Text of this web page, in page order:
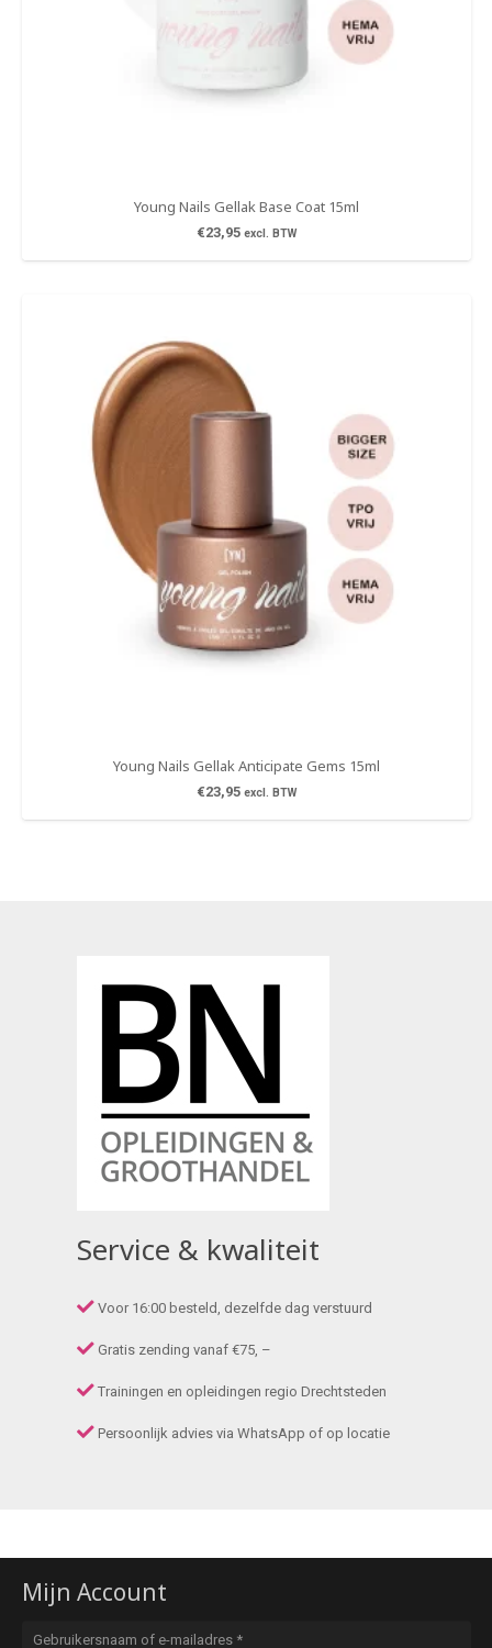
Young Nails Gellak Base Coat 15ml
€23,95 excl. BTW
Young Nails Gellak Anticipate Gems 15ml
€23,95 excl. BTW
Service & kwaliteit
Voor 16:00 besteld, dezelfde dag verstuurd
Gratis zending vanaf €75, –
Trainingen en opleidingen regio Drechtsteden
Persoonlijk advies via WhatsApp of op locatie
Mijn Account